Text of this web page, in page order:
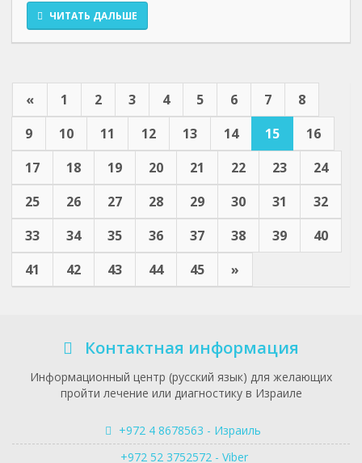
ЧИТАТЬ ДАЛЬШЕ
« 1 2 3 4 5 6 7
8
9
10 11 12 13 14 15
16
17
18 19 20 21 22 23
24
25
26 27 28 29 30 31
32
33
34 35 36 37 38 39
40
41
42 43 44 45 »
Контактная информация
Информационный центр (русский язык) для желающих
пройти лечение или диагностику в Израиле
+972 4 8678563 - Израиль
+972 52 3752572 - Viber